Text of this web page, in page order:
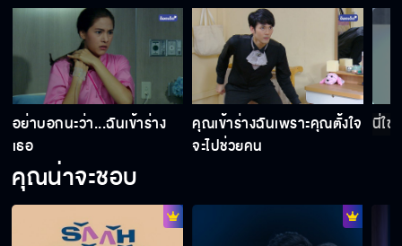
อย่าบอกนะว่า...ฉันเข้าร่าง
เธอ
คุณเข้าร่างฉันเพราะคุณตั้งใจ
จะไปช่วยคน
นี่ใช่
คุณน่าจะชอบ